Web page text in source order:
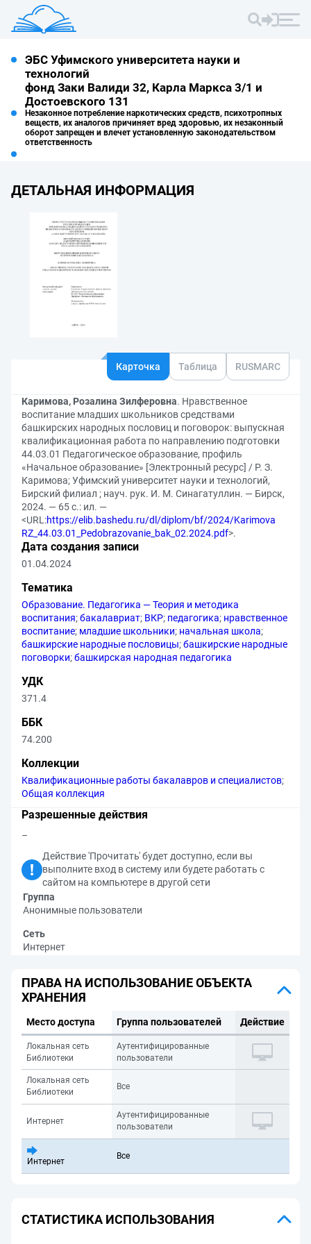
ЭБС Уфимского университета науки и
технологий
фонд Заки Валиди 32, Карла Маркса 3/1 и
Достоевского 131
Незаконное потребление наркотических средств, психотропных
веществ, их аналогов причиняет вред здоровью, их незаконный
оборот запрещен и влечет установленную законодательством
ответственность
ДЕТАЛЬНАЯ ИНФОРМАЦИЯ
Карточка Таблица RUSMARC
Каримова, Розалина Зилферовна. Нравственное
воспитание младших школьников средствами
башкирских народных пословиц и поговорок: выпускная
квалификационная работа по направлению подготовки
44.03.01 Педагогическое образование, профиль
«Начальное образование» [Электронный ресурс] / Р. З.
Каримова; Уфимский университет науки и технологий,
Бирский филиал ; науч. рук. И. М. Синагатуллин. — Бирск,
2024. — 65 с.: ил. —
<URL:https://elib.bashedu.ru/dl/diplom/bf/2024/Karimova
RZ_44.03.01_Pedobrazovanie_bak_02.2024.pdf>.
Дата создания записи
01.04.2024
Тематика
Образование. Педагогика — Теория и методика
воспитания;бакалавриат; ВКР; педагогика; нравственное
воспитание; младшие школьники; начальная школа;
башкирские народные пословицы;башкирские народные
поговорки;башкирская народная педагогика
УДК
371.4
ББК
74.200
Коллекции
Квалификационные работы бакалавров и специалистов;
Общая коллекция
Разрешенные действия
–
Действие 'Прочитать' будет доступно, если вы
выполните вход в систему или будете работать с
сайтом на компьютере в другой сети
Группа
Анонимные пользователи
Сеть
Интернет
ПРАВА НА ИСПОЛЬЗОВАНИЕ ОБЪЕКТА
ХРАНЕНИЯ
Место доступа Группа пользователей Действие
Локальная сеть
Библиотеки
Аутентифицированные
пользователи
Локальная сеть
Библиотеки
Все
Интернет
Аутентифицированные
пользователи
Интернет
Все
СТАТИСТИКА ИСПОЛЬЗОВАНИЯ